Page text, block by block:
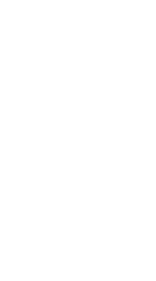
重庆太实业（集团）股份
海南海：关于收购控股子
重庆太实业（集团）股份
海南海股份有限公司关於
海南海：关于拟转让重庆
（财务管理部）预付卡销
重庆天地商家联合签约仪
罗康瑞轻资产进行到底万